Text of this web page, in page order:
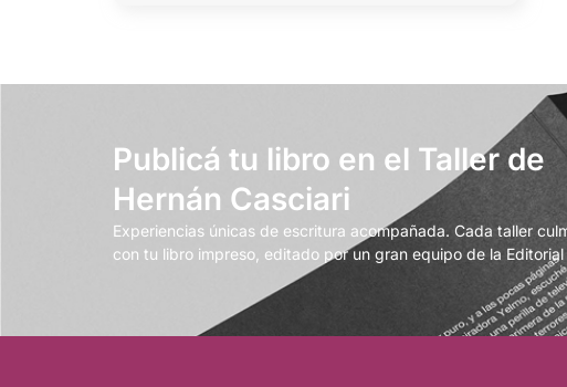
Publicá tu libro en el Taller de
Hernán Casciari
Experiencias únicas de escritura acompañada. Cada taller
con tu libro impreso, editado por un gran equipo de la Editorial